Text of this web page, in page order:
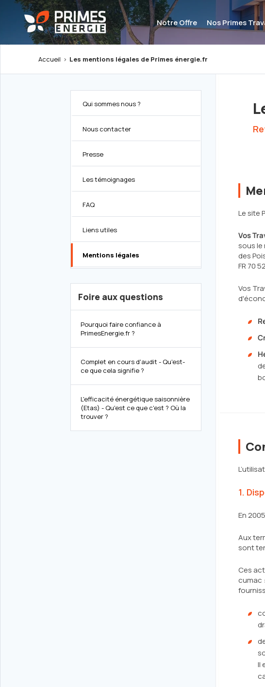
Notre Offre Nos Primes
Accueil Les mentions légales de Primes énergie.fr
Qui sommes nous ?
Nous contacter
Presse
Les témoignages
FAQ
Liens utiles
Mentions légales
Foire aux questions
Pourquoi faire confiance à
PrimesEnergie.fr ?
Complet en cours d'audit - Qu'est-
ce que cela signifie ?
L'efficacité énergétique saisonnière
(Etas) - Qu'est ce que c'est ? Où la
trouver ?
Le site
Vos
sous le
des
FR 70
Vos
1.
En
Aux
sont
Ces
cumac
Il